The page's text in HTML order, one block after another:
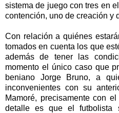
sistema de juego con tres en
contención, uno de creación y
Con relación a quiénes
tomados en cuenta los que
además de tener las
momento el único caso que
beniano Jorge Bruno, a
inconvenientes con su
Mamoré, precisamente con
detalle es que el futbolista